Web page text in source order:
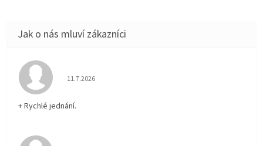
Hodnocení obchodu je 5 z 5 hvězdiček.
11.7.2026
+ Rychlé jednání.